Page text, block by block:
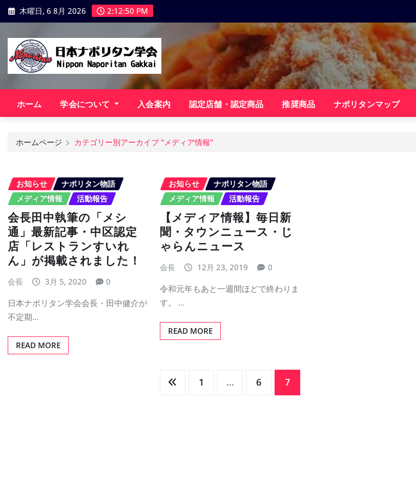
ン
ス
ッ
木曜日, 6 8月 2026 2:12:51 PM
ホーム 学会について 入会案内 認定店舗・認定商品 推奨商品 ナポリタンマップ
ホームページ カテゴリー別アーカイブ "メディア情報"
お知らせ
ナポリタン物語
メディア情報
活動報告
会長田中執筆の「メシ
通」最新記事・中区認定
店「レストランすいれ
ん」が掲載されました！
会長 3月 5, 2020 0
日本ナポリタン学会会長・田中健介が
不定期…
READ MORE
お知らせ
ナポリタン物語
メディア情報
活動報告
【メディア情報】毎日新
聞・タウンニュース・じ
ゃらんニュース
会長 12月 23, 2019 0
令和元年もあと一週間ほどで終わりま
す。 …
READ MORE
1 … 6 7